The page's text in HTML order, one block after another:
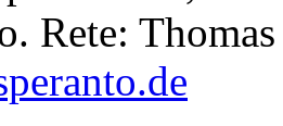
Rete: